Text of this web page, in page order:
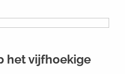
het vijfhoekige